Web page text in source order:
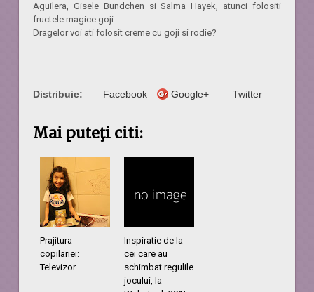
Aguilera, Gisele Bundchen si Salma Hayek, atunci folositi
fructele magice goji.
Dragelor voi ati folosit creme cu goji si rodie?
Distribuie: Facebook Google+ Twitter
Mai puteţi citi:
Prajitura
copilariei:
Televizor
Inspiratie de la
cei care au
schimbat regulile
jocului, la